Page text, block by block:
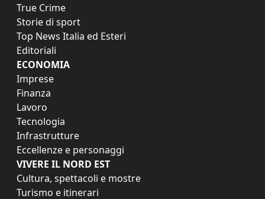
True Crime
Storie di sport
Top News Italia ed Esteri
Editoriali
ECONOMIA
Imprese
Finanza
Lavoro
Tecnologia
Infrastrutture
Eccellenze e personaggi
VIVERE IL NORD EST
Cultura, spettacoli e mostre
Turismo e itinerari